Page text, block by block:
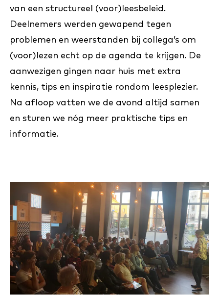
van een structureel (voor)leesbeleid.
Deelnemers werden gewapend tegen
problemen en weerstanden bij collega’s om
(voor)lezen echt op de agenda te krijgen. De
aanwezigen gingen naar huis met extra
kennis, tips en inspiratie rondom leesplezier.
Na afloop vatten we de avond altijd samen
en sturen we nóg meer praktische tips en
informatie.